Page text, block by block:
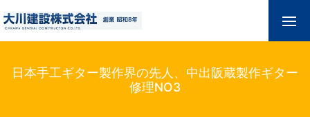
日本手工ギター製作界の先人、中出阪蔵製作ギター
修理NO3